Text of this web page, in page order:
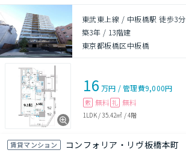
東武東上線 / 中板橋駅 徒歩3分
築3年 / 13階建
東京都板橋区中板橋
16 万円 /管理費9,000円
敷 無料 礼 無料
1LDK/35.42㎡ /4階
賃貸マンション コンフォリア・リヴ板橋本町